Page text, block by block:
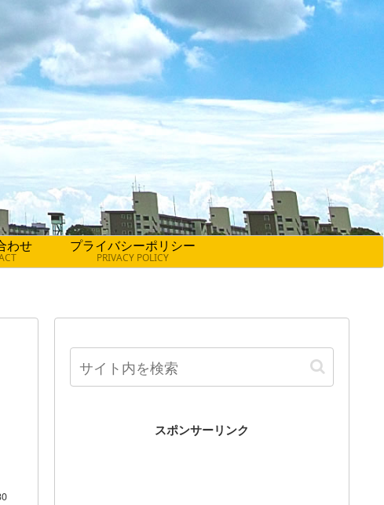
わせ プライバシーポリシー
PRIVACY POLICY
スポンサーリンク